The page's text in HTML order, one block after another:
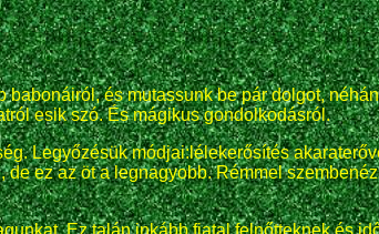
és mutassunk be pár dolgot,
esik szó. És mágikus gondolkodásról.
Legyőzésük módjai:lélekerősítés
ez az öt a legnagyobb. Rémmel